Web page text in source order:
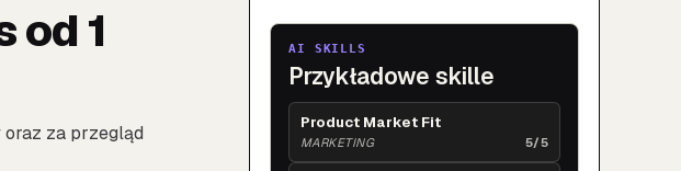
od 1
za przegląd
AI SKILLS
Przykładowe skille
Product Market Fit
MARKETING 5/5